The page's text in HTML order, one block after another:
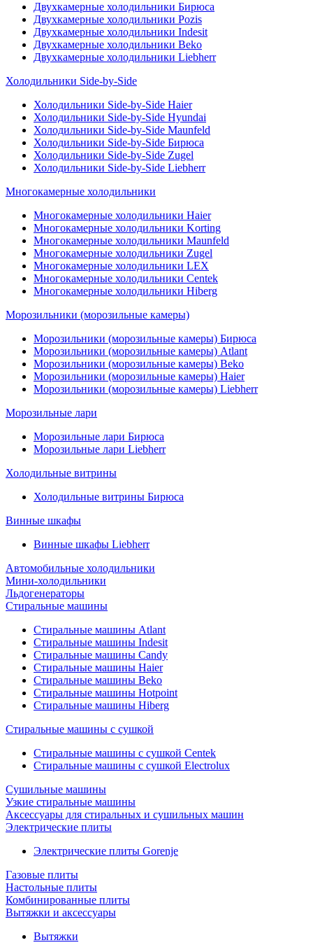
Двухкамерные холодильники Бирюса
Двухкамерные холодильники Pozis
Двухкамерные холодильники Indesit
Двухкамерные холодильники Beko
Двухкамерные холодильники Liebherr
Холодильники Side-by-Side
Холодильники Side-by-Side Haier
Холодильники Side-by-Side Hyundai
Холодильники Side-by-Side Maunfeld
Холодильники Side-by-Side Бирюса
Холодильники Side-by-Side Zugel
Холодильники Side-by-Side Liebherr
Многокамерные холодильники
Многокамерные холодильники Haier
Многокамерные холодильники Korting
Многокамерные холодильники Maunfeld
Многокамерные холодильники Zugel
Многокамерные холодильники LEX
Многокамерные холодильники Centek
Многокамерные холодильники Hiberg
Морозильники (морозильные камеры)
Морозильники (морозильные камеры) Бирюса
Морозильники (морозильные камеры) Atlant
Морозильники (морозильные камеры) Beko
Морозильники (морозильные камеры) Haier
Морозильники (морозильные камеры) Liebherr
Морозильные лари
Морозильные лари Бирюса
Морозильные лари Liebherr
Холодильные витрины
Холодильные витрины Бирюса
Винные шкафы
Винные шкафы Liebherr
Автомобильные холодильники
Мини-холодильники
Льдогенераторы
Стиральные машины
Стиральные машины Atlant
Стиральные машины Indesit
Стиральные машины Candy
Стиральные машины Haier
Стиральные машины Beko
Стиральные машины Hotpoint
Стиральные машины Hiberg
Стиральные машины с сушкой
Стиральные машины с сушкой Centek
Стиральные машины с сушкой Electrolux
Сушильные машины
Узкие стиральные машины
Аксессуары для стиральных и сушильных машин
Электрические плиты
Электрические плиты Gorenje
Газовые плиты
Настольные плиты
Комбинированные плиты
Вытяжки и аксессуары
Вытяжки